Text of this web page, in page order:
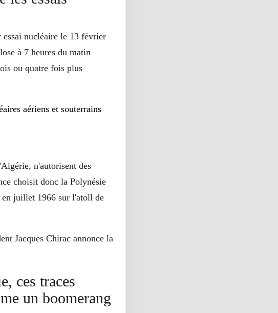
essai nucléaire le 13 février
à 7 heures du matin
ou quatre fois plus
aériens et souterrains
n'autorisent des
choisit donc la Polynésie
en juillet 1966 sur l'atoll de
Jacques Chirac annonce la
ces traces
un boomerang